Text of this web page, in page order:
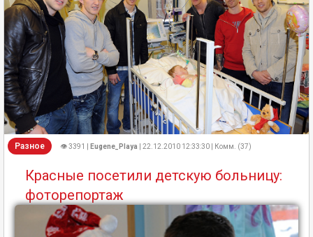
Разное 👁 3391 | Eugene_Playa | 22.12.2010 12:33:30 | Комм. (37)
Красные посетили детскую больницу:
фоторепортаж